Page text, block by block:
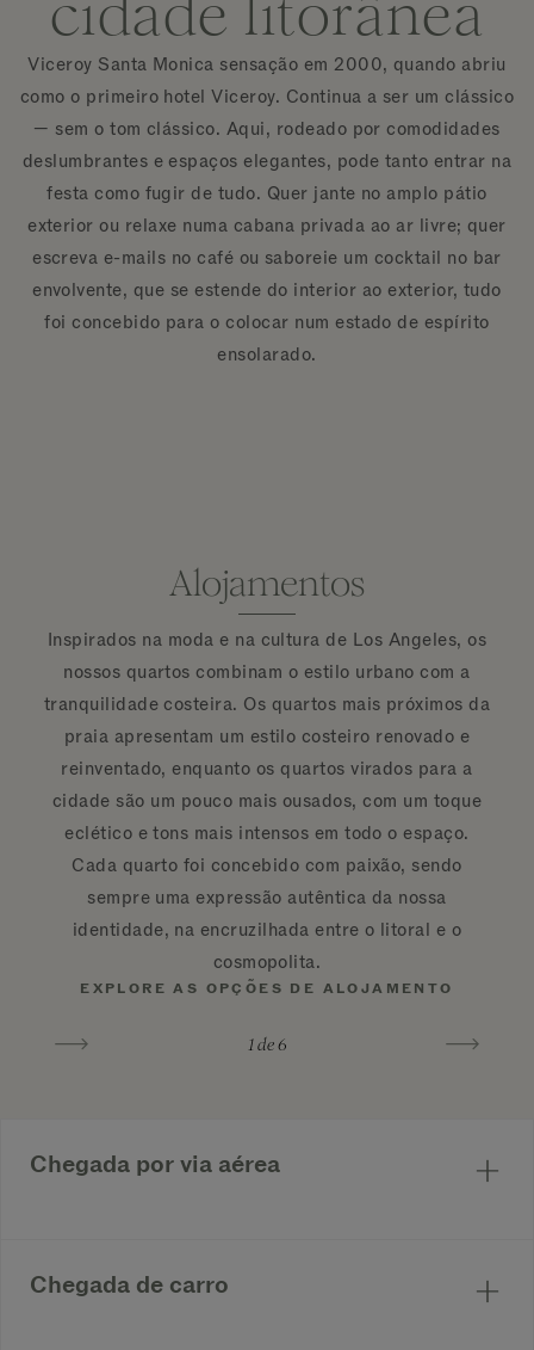
cidade litorânea
Viceroy Santa Monica sensação em 2000, quando abriu
como o primeiro hotel Viceroy. Continua a ser um clássico
— sem o tom clássico. Aqui, rodeado por comodidades
deslumbrantes e espaços elegantes, pode tanto entrar na
festa como fugir de tudo. Quer jante no amplo pátio
exterior ou relaxe numa cabana privada ao ar livre; quer
escreva e-mails no café ou saboreie um cocktail no bar
envolvente, que se estende do interior ao exterior, tudo
foi concebido para o colocar num estado de espírito
ensolarado.
Alojamentos
Inspirados na moda e na cultura de Los Angeles, os
nossos quartos combinam o estilo urbano com a
tranquilidade costeira. Os quartos mais próximos da
praia apresentam um estilo costeiro renovado e
reinventado, enquanto os quartos virados para a
cidade são um pouco mais ousados, com um toque
eclético e tons mais intensos em todo o espaço.
Cada quarto foi concebido com paixão, sendo
sempre uma expressão autêntica da nossa
identidade, na encruzilhada entre o litoral e o
cosmopolita.
EXPLORE AS OPÇÕES DE ALOJAMENTO
1de 6
Chegada por via aérea
distância
Chegada de carro